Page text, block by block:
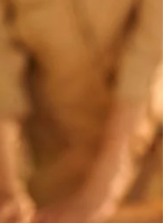
리는 일이 아니라, 정해진 구조 안에서 움직
시간, 수입 방식이 비교적 명확하게 나뉘어
어“오늘은 얼마나 일하고, 어느 정도 수입이
생길지”에 대한 감이 빠르게 잡혔습니다.이
점은 특히 처음 마사지알바 를 시작하는 입장
게 되는 건 대부분 장점만 강조된 글이었습니
다.“수입이 좋다”, “시간이 자유롭다” 같은 말
들은 많았지만,막상 직접 해보기 전까지는 어
경험해본 마사지 알바 유흥알바 를 기준으로,
겉으로 보이는 이야기 말고 현실적인 장점과
단점 을 서술형으